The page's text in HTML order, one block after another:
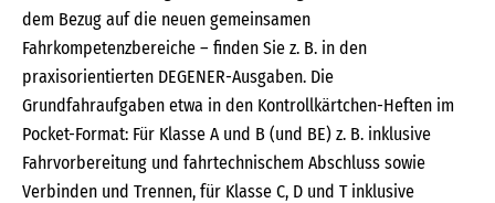
dem Bezug auf die neuen gemeinsamen
Fahrkompetenzbereiche – finden Sie z. B. in den
praxisorientierten DEGENER-Ausgaben. Die
Grundfahraufgaben etwa in den Kontrollkärtchen-Heften im
Pocket-Format: Für Klasse A und B (und BE) z. B. inklusive
Fahrvorbereitung und fahrtechnischem Abschluss sowie
Verbinden und Trennen, für Klasse C, D und T inklusive